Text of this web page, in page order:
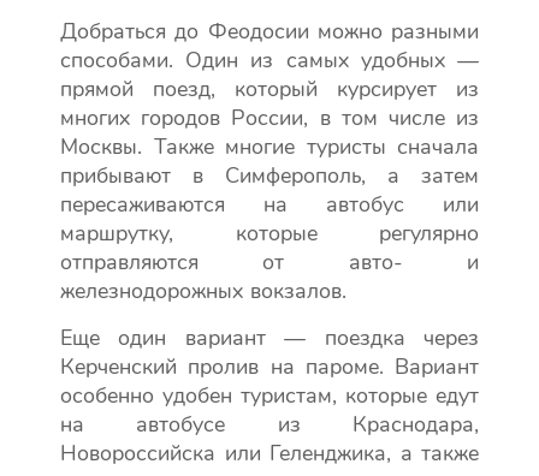
Добраться до Феодосии можно разными
способами. Один из самых удобных —
прямой поезд, который курсирует из
многих городов России, в том числе из
Москвы. Также многие туристы сначала
прибывают в Симферополь, а затем
пересаживаются на автобус или
маршрутку, которые регулярно
отправляются от авто- и
железнодорожных вокзалов.
Еще один вариант — поездка через
Керченский пролив на пароме. Вариант
особенно удобен туристам, которые едут
на автобусе из Краснодара,
Новороссийска или Геленджика, а также